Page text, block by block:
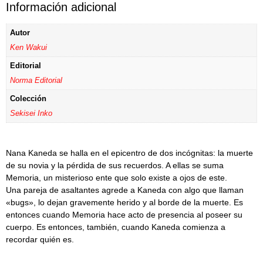
Información adicional
Autor
Ken Wakui
Editorial
Norma Editorial
Colección
Sekisei Inko
Nana Kaneda se halla en el epicentro de dos incógnitas: la muerte
de su novia y la pérdida de sus recuerdos. A ellas se suma
Memoria, un misterioso ente que solo existe a ojos de este.
Una pareja de asaltantes agrede a Kaneda con algo que llaman
«bugs», lo dejan gravemente herido y al borde de la muerte. Es
entonces cuando Memoria hace acto de presencia al poseer su
cuerpo. Es entonces, también, cuando Kaneda comienza a
recordar quién es.